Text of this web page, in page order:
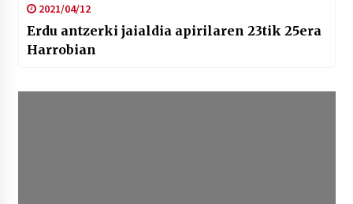
2021/04/12
Erdu antzerki jaialdia apirilaren 23tik 25era
Harrobian